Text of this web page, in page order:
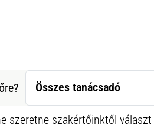
szeretne szakértőinktől választ